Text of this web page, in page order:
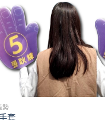
勢
套